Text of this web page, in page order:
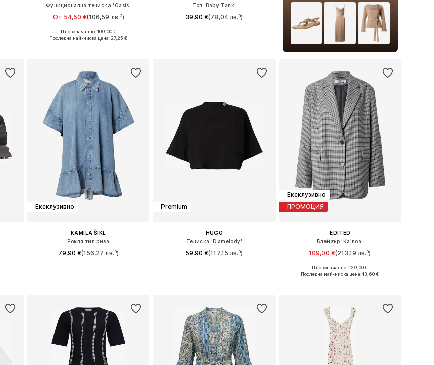
Функционална тениска 'Oasis'
От 54,50 €(106,59 лв.³)
Налични размери: XS, S, M, L
Първоначално: 109,00 €
Последна най-ниска цена:27,25 €
Топ 'Baby Tank'
39,90 €(78,04 лв.³)
Ексклузивно
KAMILA ŠIKL
Рокля тип риза
79,90 €(156,27 лв.³)
Premium
HUGO
Тениска 'Damelody'
59,90 €(117,15 лв.³)
Ексклузивно
ПРОМОЦИЯ
EDITED
Блейзър 'Kainoa'
109,00 €(213,19 лв.³)
Налични размери: 34, 36, 38, 40
Първоначално: 129,00 €
Последна най-ниска цена:43,60 €